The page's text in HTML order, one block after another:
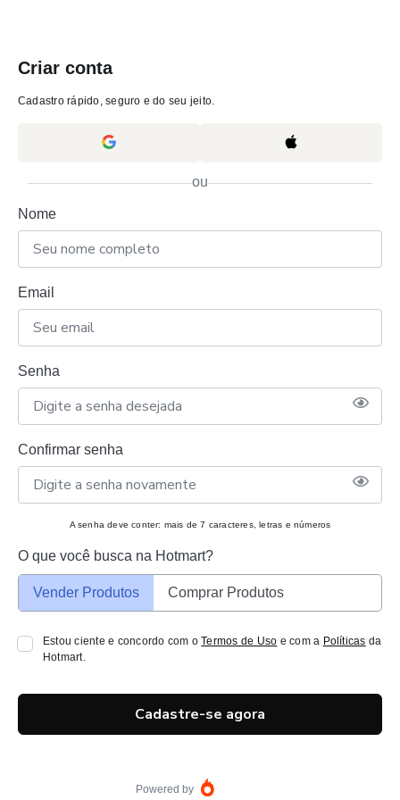
Criar conta
Cadastro rápido, seguro e do seu jeito.
ou
Nome
Email
Senha
Confirmar senha
A senha deve conter: mais de 7 caracteres, letras e números
O que você busca na Hotmart?
Vender Produtos Comprar Produtos
Estou ciente e concordo com oTermos de Uso e com a Políticas da
Hotmart.
Cadastre-se agora
Powered by